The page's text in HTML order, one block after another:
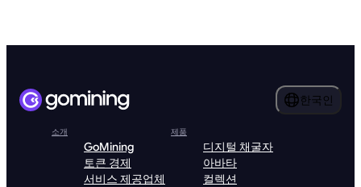
한국인
소개
GoMining
토큰 경제
서비스 제공업체
제품
디지털 채굴자
아바타
컬렉션